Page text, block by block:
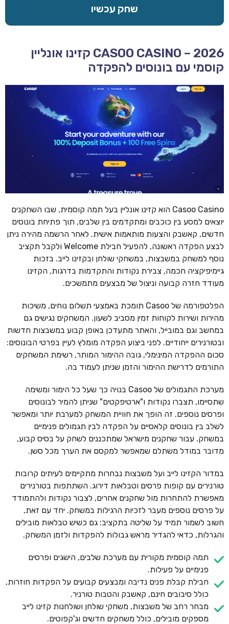
שחק עכשיו
CASOO CASINO – 2026 קזינו אונליין
קוסמי עם בונוסים להפקדה
Casoo Casino הוא קזינו אונליין בעל תמה קוסמית, שבו השחקנים
יוצאים למסע בין כוכבים ומתקדמים בין שלבים, תוך פתיחת בונוסים
חדשים, קאשבק והצעות מותאמות אישית. לאחר הרשמה מהירה ניתן
לבצע הפקדה ראשונה, להפעיל חבילת Welcome ולקבל תקציב
נוסף למשחק במשבצות, במשחקי שולחן ובקזינו לייב. בזכות
גיימיפיקציה חכמה, צבירת נקודות והתקדמות בדרגות, הקזינו
מעודד חזרה קבועה וניצול של מבצעים מתמשכים.
הפלטפורמה של Casoo תומכת באמצעי תשלום נוחים, משיכות
מהירות ושירות לקוחות זמין מסביב לשעון. המשחקים נגישים גם
במחשב וגם במובייל, והאתר מתעדכן באופן קבוע במשבצות חדשות
ובטורנירים ייחודיים. לפני ביצוע הפקדה מומלץ לעיין בפרטי הבונוסים:
סכום ההפקדה המינימלי, גובה ההימור המותר, רשימת המשחקים
התורמים לדרישת ההימור והזמן שניתן לעמוד בה.
מערכת התגמולים של Casoo בנויה כך שעל כל הימור ומשימה
שתסיימו, תצברו נקודות ו"ארטיפקטים" שניתן להמיר לבונוסים
ופרסים נוספים. זה הופך את חוויית המשחק למערבת יותר ומאפשר
לשלב בין בונוסים קלאסיים על הפקדה לבין תגמולים פנימיים
במשחק. עבור שחקנים מישראל שמתכננים לשחק על בסיס קבוע,
מדובר במודל משתלם שמאפשר למקסם את הערך מכל סשן.
במדור הקזינו לייב ועל משבצות נבחרות מתקיימים לעיתים קרובות
טורנירים עם קופות פרסים וטבלאות דירוג. השתתפות בטורנירים
מאפשרת להתחרות מול שחקנים אחרים, לצבור נקודות ולהתמודד
על פרסים נוספים מעבר לזכיות הרגילות במשחק. יחד עם זאת,
חשוב לשמור תמיד על שליטה בתקציב: גם כשיש טבלאות מובילים
והגרלות, כדאי להגדיר מראש גבולות להפקדות ולזמן המשחק.
תמה קוסמית מקורית עם מערכת שלבים, הישגים ופרסים
פנימיים על פעילות.
חבילת קבלת פנים נדיבה ומבצעים קבועים על הפקדות חוזרות,
כולל סיבובים חינם, קאשבק והטבות טורניר.
מבחר רחב של משבצות, משחקי שולחן ושולחנות קזינו לייב
מספקים מובילים, כולל משחקים חדשים וג'קפוטים.